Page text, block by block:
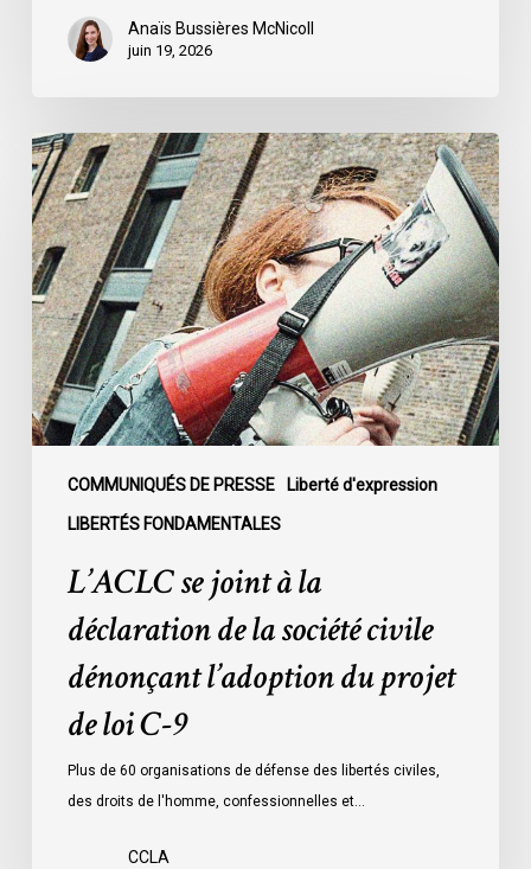
Québec
Anaïs Bussières McNicoll
juin 19, 2026
COMMUNIQUÉS DE PRESSE Liberté d'expression
LIBERTÉS FONDAMENTALES
L’ACLC
se
joint
à
la
déclaration
de
la
société
civile
l’adoption
L’ACLC se joint à la
déclaration de la société civile
dénonçant l’adoption du projet
de loi C-9
Plus de 60 organisations de défense des libertés civiles,
des droits de l'homme, confessionnelles et…
CCLA